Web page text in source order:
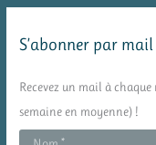
rS’abonner par mail
Recevez un mail à
semaine en moyenne) !